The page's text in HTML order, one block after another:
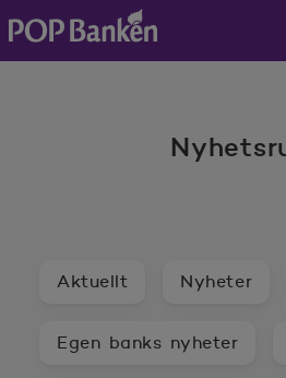
POP banken, till hemsidan
Aktuellt Nyheter
Egen banks nyheter